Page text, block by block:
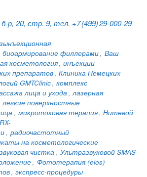
р, 20, стр. 9, тел. +7 (499) 29-000-29
биоармирование филлерами, Ваш
косметология, инъекции
препаратов, Клиника Немецких
GMTClinic, комплекс
лица и ухода , лазерная
легкие поверхностные
, микротоковая терапия, Нитевой
, радиочастотный
на косметологические
чистка , Ультразвуковой SMAS-
, Фототерапия (elos)
, экспресс-процедуры